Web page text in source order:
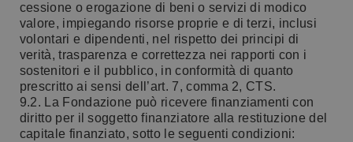
cessione o erogazione di beni o servizi di modico
valore, impiegando risorse proprie e di terzi, inclusi
volontari e dipendenti, nel rispetto dei principi di
verità, trasparenza e correttezza nei rapporti con i
sostenitori e il pubblico, in conformità di quanto
prescritto ai sensi dell’art. 7, comma 2, CTS.
9.2. La Fondazione può ricevere finanziamenti con
diritto per il soggetto finanziatore alla restituzione del
capitale finanziato, sotto le seguenti condizioni: